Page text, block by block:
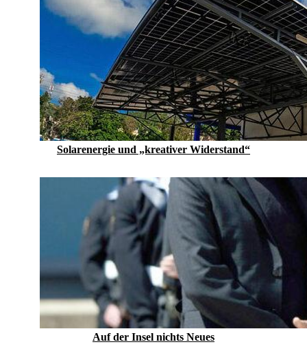
Solarenergie und „kreativer Widerstand“
Auf der Insel nichts Neues